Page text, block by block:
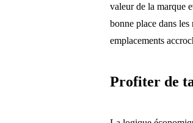
valeur de la marque
bonne place dans
emplacements
Profiter de